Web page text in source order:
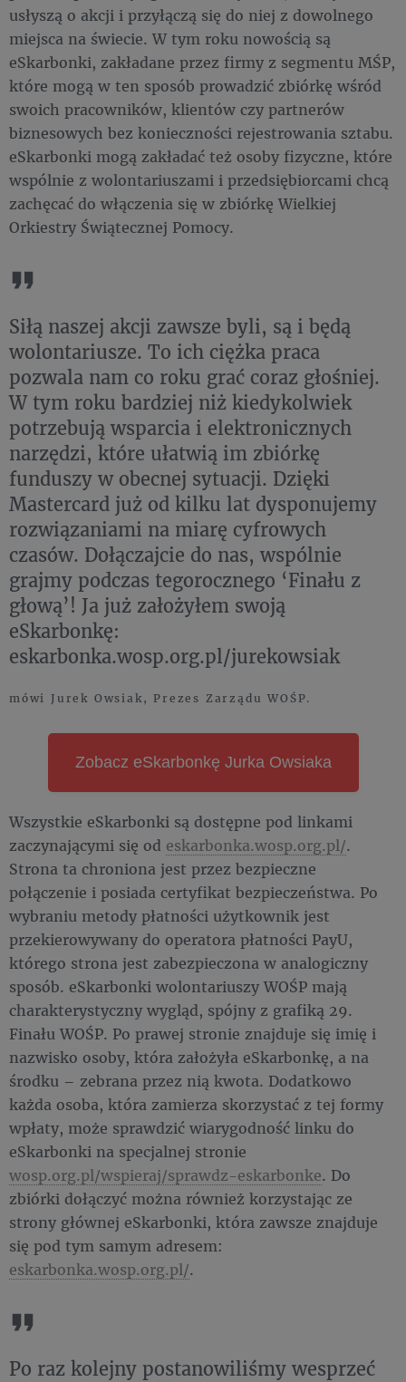
usłyszą o akcji i przyłączą się do niej z dowolnego
miejsca na świecie. W tym roku nowością są
eSkarbonki, zakładane przez firmy z segmentu MŚP,
które mogą w ten sposób prowadzić zbiórkę wśród
swoich pracowników, klientów czy partnerów
biznesowych bez konieczności rejestrowania sztabu.
eSkarbonki mogą zakładać też osoby fizyczne, które
wspólnie z wolontariuszami i przedsiębiorcami chcą
zachęcać do włączenia się w zbiórkę Wielkiej
Orkiestry Świątecznej Pomocy.
Siłą naszej akcji zawsze byli, są i będą
wolontariusze. To ich ciężka praca
pozwala nam co roku grać coraz głośniej.
W tym roku bardziej niż kiedykolwiek
potrzebują wsparcia i elektronicznych
narzędzi, które ułatwią im zbiórkę
funduszy w obecnej sytuacji. Dzięki
Mastercard już od kilku lat dysponujemy
rozwiązaniami na miarę cyfrowych
czasów. Dołączajcie do nas, wspólnie
grajmy podczas tegorocznego ‘Finału z
głową’! Ja już założyłem swoją
eSkarbonkę:
eskarbonka.wosp.org.pl/jurekowsiak
mówi Jurek Owsiak, Prezes Zarządu WOŚP.
Zobacz eSkarbonkę Jurka Owsiaka
Wszystkie eSkarbonki są dostępne pod linkami
zaczynającymi się od eskarbonka.wosp.org.pl/.
Strona ta chroniona jest przez bezpieczne
połączenie i posiada certyfikat bezpieczeństwa. Po
wybraniu metody płatności użytkownik jest
przekierowywany do operatora płatności PayU,
którego strona jest zabezpieczona w analogiczny
sposób. eSkarbonki wolontariuszy WOŚP mają
charakterystyczny wygląd, spójny z grafiką 29.
Finału WOŚP. Po prawej stronie znajduje się imię i
nazwisko osoby, która założyła eSkarbonkę, a na
środku – zebrana przez nią kwota. Dodatkowo
każda osoba, która zamierza skorzystać z tej formy
wpłaty, może sprawdzić wiarygodność linku do
eSkarbonki na specjalnej stronie
wosp.org.pl/wspieraj/sprawdz-eskarbonke. Do
zbiórki dołączyć można również korzystając ze
strony głównej eSkarbonki, która zawsze znajduje
się pod tym samym adresem:
eskarbonka.wosp.org.pl/.
Po raz kolejny postanowiliśmy wesprzeć